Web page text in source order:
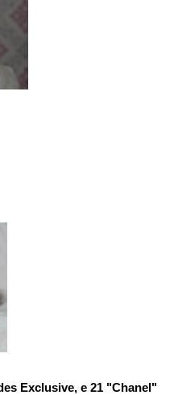
Exclusive, e 21 "Chanel"